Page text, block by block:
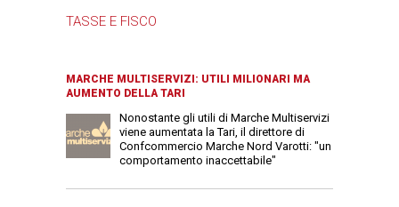
TASSE E FISCO
MARCHE MULTISERVIZI: UTILI MILIONARI MA
AUMENTO DELLA TARI
Nonostante gli utili di Marche Multiservizi
viene aumentata la Tari, il direttore di
Confcommercio Marche Nord Varotti: "un
comportamento inaccettabile"